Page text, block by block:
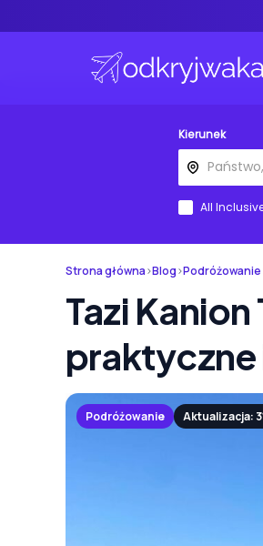
Kierunek
All
Strona główna›Blog›Podróżowanie
Tazi
Podróżowanie Aktualizacja: